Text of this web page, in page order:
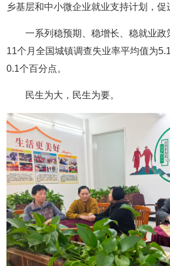
乡基层和中小微企业就业支持计划，促
一系列稳预期、稳增长、稳就业
11个月全国城镇调查失业率平均值为
0.1个百分点。
民生为大，民生为要。